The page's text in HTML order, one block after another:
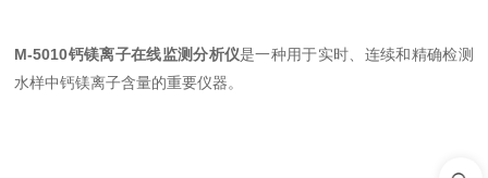
M-5010钙镁离子在线监测分析仪是一种用于实时、连续和精确检测
水样中钙镁离子含量的重要仪器。